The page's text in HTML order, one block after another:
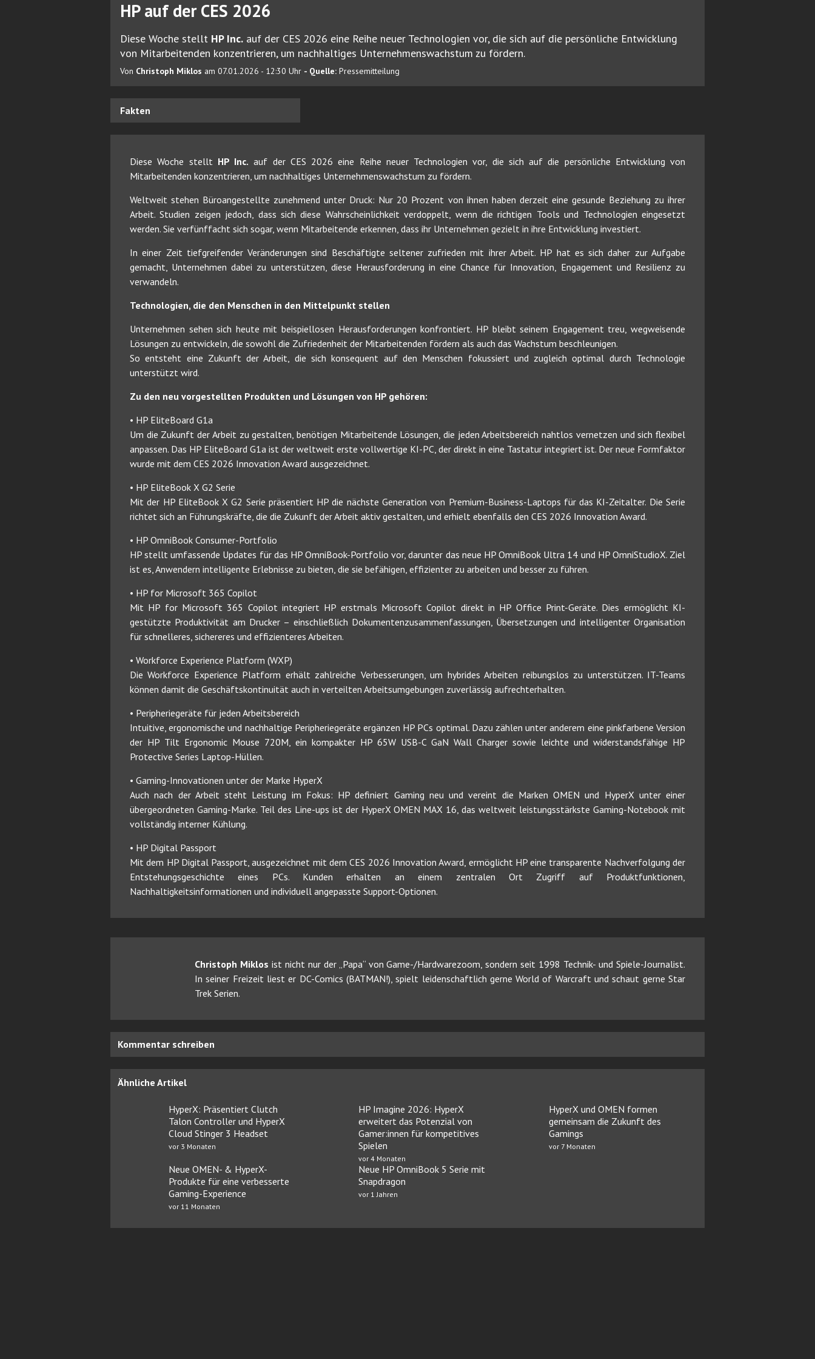
HP auf der CES 2026
Diese Woche stellt HP Inc. auf der CES 2026 eine Reihe neuer Technologien vor, die sich auf die persönliche Entwicklung
von Mitarbeitenden konzentrieren, um nachhaltiges Unternehmenswachstum zu fördern.
Von Christoph Miklos am 07.01.2026 - 12:30 Uhr - Quelle: Pressemitteilung
Fakten
Diese Woche stellt HP Inc. auf der CES 2026 eine Reihe neuer Technologien vor, die sich auf die persönliche Entwicklung von
Mitarbeitenden konzentrieren, um nachhaltiges Unternehmenswachstum zu fördern.
Weltweit stehen Büroangestellte zunehmend unter Druck: Nur 20 Prozent von ihnen haben derzeit eine gesunde Beziehung zu ihrer
Arbeit. Studien zeigen jedoch, dass sich diese Wahrscheinlichkeit verdoppelt, wenn die richtigen Tools und Technologien eingesetzt
werden. Sie verfünffacht sich sogar, wenn Mitarbeitende erkennen, dass ihr Unternehmen gezielt in ihre Entwicklung investiert.
In einer Zeit tiefgreifender Veränderungen sind Beschäftigte seltener zufrieden mit ihrer Arbeit. HP hat es sich daher zur Aufgabe
gemacht, Unternehmen dabei zu unterstützen, diese Herausforderung in eine Chance für Innovation, Engagement und Resilienz zu
verwandeln.
Technologien, die den Menschen in den Mittelpunkt stellen
Unternehmen sehen sich heute mit beispiellosen Herausforderungen konfrontiert. HP bleibt seinem Engagement treu, wegweisende
Lösungen zu entwickeln, die sowohl die Zufriedenheit der Mitarbeitenden fördern als auch das Wachstum beschleunigen.
So entsteht eine Zukunft der Arbeit, die sich konsequent auf den Menschen fokussiert und zugleich optimal durch Technologie
unterstützt wird.
Zu den neu vorgestellten Produkten und Lösungen von HP gehören:
• HP EliteBoard G1a
Um die Zukunft der Arbeit zu gestalten, benötigen Mitarbeitende Lösungen, die jeden Arbeitsbereich nahtlos vernetzen und sich flexibel
anpassen. Das HP EliteBoard G1a ist der weltweit erste vollwertige KI-PC, der direkt in eine Tastatur integriert ist. Der neue Formfaktor
wurde mit dem CES 2026 Innovation Award ausgezeichnet.
• HP EliteBook X G2 Serie
Mit der HP EliteBook X G2 Serie präsentiert HP die nächste Generation von Premium-Business-Laptops für das KI-Zeitalter. Die Serie
richtet sich an Führungskräfte, die die Zukunft der Arbeit aktiv gestalten, und erhielt ebenfalls den CES 2026 Innovation Award.
• HP OmniBook Consumer-Portfolio
HP stellt umfassende Updates für das HP OmniBook-Portfolio vor, darunter das neue HP OmniBook Ultra 14 und HP OmniStudioX. Ziel
ist es, Anwendern intelligente Erlebnisse zu bieten, die sie befähigen, effizienter zu arbeiten und besser zu führen.
• HP for Microsoft 365 Copilot
Mit HP for Microsoft 365 Copilot integriert HP erstmals Microsoft Copilot direkt in HP Office Print-Geräte. Dies ermöglicht KI-
gestützte Produktivität am Drucker – einschließlich Dokumentenzusammenfassungen, Übersetzungen und intelligenter Organisation
für schnelleres, sichereres und effizienteres Arbeiten.
• Workforce Experience Platform (WXP)
Die Workforce Experience Platform erhält zahlreiche Verbesserungen, um hybrides Arbeiten reibungslos zu unterstützen. IT-Teams
können damit die Geschäftskontinuität auch in verteilten Arbeitsumgebungen zuverlässig aufrechterhalten.
• Peripheriegeräte für jeden Arbeitsbereich
Intuitive, ergonomische und nachhaltige Peripheriegeräte ergänzen HP PCs optimal. Dazu zählen unter anderem eine pinkfarbene Version
der HP Tilt Ergonomic Mouse 720M, ein kompakter HP 65W USB-C GaN Wall Charger sowie leichte und widerstandsfähige HP
Protective Series Laptop-Hüllen.
• Gaming-Innovationen unter der Marke HyperX
Auch nach der Arbeit steht Leistung im Fokus: HP definiert Gaming neu und vereint die Marken OMEN und HyperX unter einer
übergeordneten Gaming-Marke. Teil des Line-ups ist der HyperX OMEN MAX 16, das weltweit leistungsstärkste Gaming-Notebook mit
vollständig interner Kühlung.
• HP Digital Passport
Mit dem HP Digital Passport, ausgezeichnet mit dem CES 2026 Innovation Award, ermöglicht HP eine transparente Nachverfolgung der
Entstehungsgeschichte eines PCs. Kunden erhalten an einem zentralen Ort Zugriff auf Produktfunktionen,
Nachhaltigkeitsinformationen und individuell angepasste Support-Optionen.
Christoph Miklos ist nicht nur der „Papa“ von Game-/Hardwarezoom, sondern seit 1998 Technik- und Spiele-Journalist.
In seiner Freizeit liest er DC-Comics (BATMAN!), spielt leidenschaftlich gerne World of Warcraft und schaut gerne Star
Trek Serien.
Kommentar schreiben
Ähnliche Artikel
HyperX: Präsentiert Clutch
Talon Controller und HyperX
Cloud Stinger 3 Headset
vor 3 Monaten
HP Imagine 2026: HyperX
erweitert das Potenzial von
Gamer:innen für kompetitives
Spielen
vor 4 Monaten
HyperX und OMEN formen
gemeinsam die Zukunft des
Gamings
vor 7 Monaten
Neue OMEN- & HyperX-
Produkte für eine verbesserte
Gaming-Experience
vor 11 Monaten
Neue HP OmniBook 5 Serie mit
Snapdragon
vor 1 Jahren